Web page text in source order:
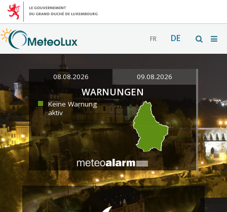
FR DE
08.08.2026 09.08.2026
WARNUNGEN
Keine Warnung
aktiv